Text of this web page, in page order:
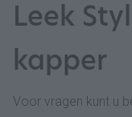
Leek
kapper
Voor vragen kunt u